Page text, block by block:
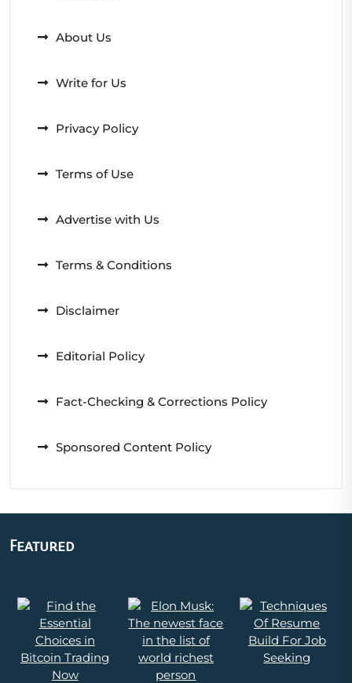
About Us
Write for Us
Privacy Policy
Terms of Use
Advertise with Us
Terms & Conditions
Disclaimer
Editorial Policy
Fact-Checking & Corrections Policy
Sponsored Content Policy
Featured